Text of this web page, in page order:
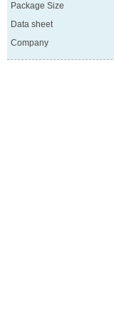
Package Size
Data sheet
Company